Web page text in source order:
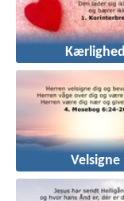
Kærlighed
Velsigne